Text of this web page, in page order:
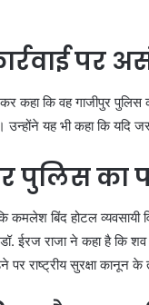
पर
कहा कि वह गाजीपुर पुलिस
उन्होंने यह भी कहा कि
पुलिस का
कमलेश बिंद होटल व्यवसायी
ईरज राजा ने कहा है कि
राष्ट्रीय सुरक्षा कानून के